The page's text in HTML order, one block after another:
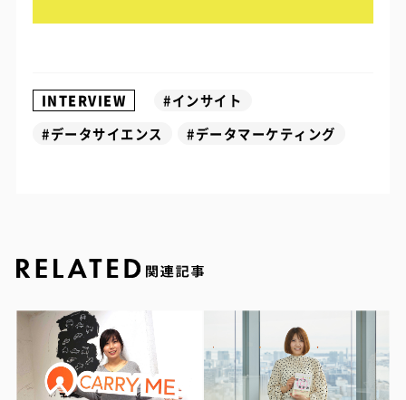
INTERVIEW
#インサイト
#データサイエンス
#データマーケティング